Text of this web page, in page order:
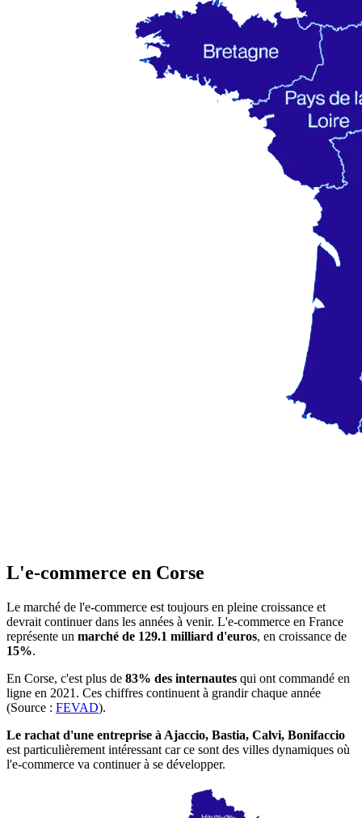
L'e-commerce en Corse
Le marché de l'e-commerce est toujours en pleine croissance et
devrait continuer dans les années à venir. L'e-commerce en France
représente un marché de 129.1 milliard d'euros, en croissance de
15%.
En Corse, c'est plus de 83% des internautes qui ont commandé en
ligne en 2021. Ces chiffres continuent à grandir chaque année
(Source : FEVAD).
Le rachat d'une entreprise à Ajaccio, Bastia, Calvi, Bonifaccio
est particulièrement intéressant car ce sont des villes dynamiques où
l'e-commerce va continuer à se développer.